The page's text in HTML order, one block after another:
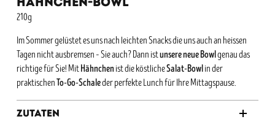
BÄCKEREI
VORBESTELLUNG
NEWS
210g
Im Sommer gelüstet es uns nach leichten Snacks die uns auch an heissen
Tagen nicht ausbremsen – Sie auch? Dann istunsere neue Bowlgenau das
richtige für Sie! MitHähnchen ist die köstlicheSalat-Bowlin der
praktischenTo-Go-Schaleder perfekte Lunch für Ihre Mittagspause.
Zutaten